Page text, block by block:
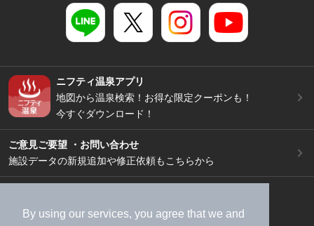
By using our services, you agree that we and
ニフティ温泉アプリ
地図から温泉検索！お得な限定クーポンも！
今すぐダウンロード！
ご意見ご要望 ・お問い合わせ
施設データの新規追加や修正依頼もこちらから
加盟店募集（資料請求）
広告出稿のご案内